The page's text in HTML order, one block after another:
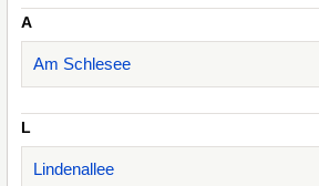
A
Am Schlesee
L
Lindenallee